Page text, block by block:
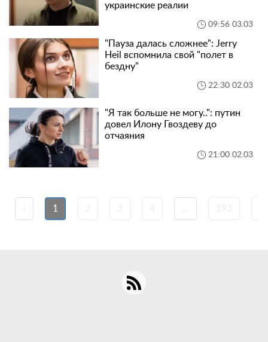
украинские реалии
09:56 03.03
"Пауза далась сложнее": Jerry
Heil вспомнила свой "полет в
бездну"
22:30 02.03
"Я так больше не могу..": путин
довел Илону Гвоздеву до
отчаяния
21:00 02.03
1